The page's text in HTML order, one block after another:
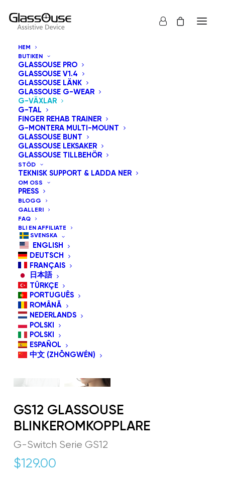
HEM
BUTIKEN
GLASSOUSE PRO
GLASSOUSE V1.4
GLASSOUSE LÄNK
GLASSOUSE G-WEAR
G-VÄXLAR
G-TAL
FINGER REHAB TRAINER
G-MONTERA MULTI-MOUNT
GLASSOUSE BUNT
GLASSOUSE LEKSAKER
GLASSOUSE TILLBEHÖR
STÖD
TEKNISK SUPPORT & LADDA NER
OM OSS
PRESS
BLOGG
GALLERI
FAQ
BLI EN AFFILIATE
SVENSKA
ENGLISH
DEUTSCH
FRANÇAIS
日本語
TÜRKÇE
PORTUGUÊS
ROMÂNĂ
NEDERLANDS
POLSKI
POLSKI
ESPAÑOL
中文 (ZHŌNGWÉN)
GS12 GLASSOUSE
BLINKEROMKOPPLARE
G-Switch Serie GS12
$129.00